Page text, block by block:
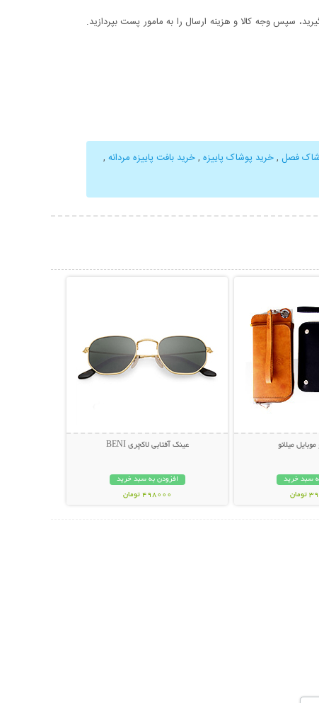
سپس وجه کالا و هزینه ارسال را به مامور پست بپردازید.
فصل ,خرید پوشاک پاییزه ,خرید بافت پاییزه مردانه ,
میلانو
سبد خرید
عینک آفتابی لاکچری BENI
افزودن به سبد خرید
498000 تومان